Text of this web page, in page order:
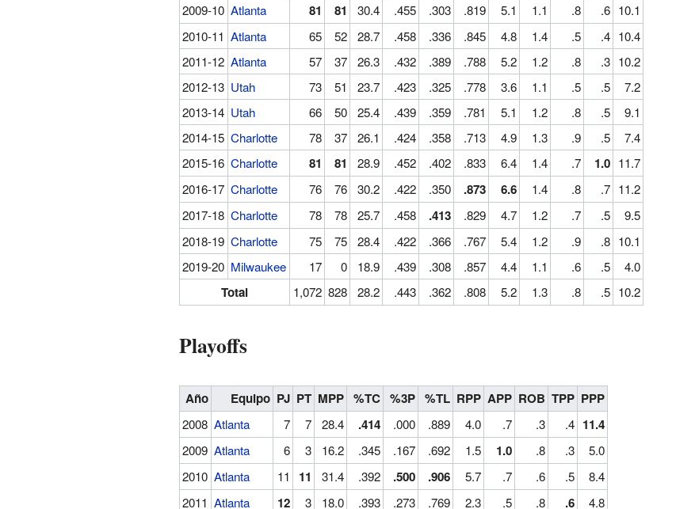
2009-10 Atlanta 81 81 30.4 .455 .303 .819 5.1 1.1 .8 .6 10.1
2010-11 Atlanta 65 52 28.7 .458 .336 .845 4.8 1.4 .5 .4 10.4
2011-12 Atlanta 57 37 26.3 .432 .389 .788 5.2 1.2 .8 .3 10.2
2012-13 Utah 73 51 23.7 .423 .325 .778 3.6 1.1 .5 .5
7.2
2013-14 Utah 66 50 25.4 .439 .359 .781 5.1 1.2 .8 .5
9.1
2014-15 Charlotte 78 37 26.1 .424 .358 .713 4.9 1.3 .9 .5
7.4
2015-16 Charlotte 81 81 28.9 .452 .402 .833 6.4 1.4 .7 1.0 11.7
2016-17 Charlotte 76 76 30.2 .422 .350 .873 6.6 1.4 .8 .7 11.2
2017-18 Charlotte 78 78 25.7 .458 .413 .829 4.7 1.2 .7 .5
9.5
2018-19 Charlotte 75 75 28.4 .422 .366 .767 5.4 1.2 .9 .8 10.1
2019-20 Milwaukee 17 0 18.9 .439 .308 .857 4.4 1.1 .6 .5 4.0
Total 1,072 828 28.2 .443 .362 .808 5.2 1.3 .8 .5 10.2
Playoffs
Año Equipo PJ PT MPP %TC %3P %TL RPP APP ROB TPP PPP
2008 Atlanta 7 7 28.4 .414 .000 .889 4.0 .7 .3 .4 11.4
2009 Atlanta 6 3 16.2 .345 .167 .692 1.5 1.0 .8 .3
5.0
2010 Atlanta 11 11 31.4 .392 .500 .906 5.7 .7 .6 .5
8.4
2011 Atlanta 12 3 18.0 .393 .273 .769 2.3 .5 .8 .6 4.8